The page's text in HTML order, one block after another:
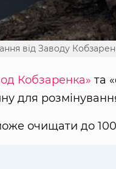
від Заводу
Кобзаренка» та
для
очищати до